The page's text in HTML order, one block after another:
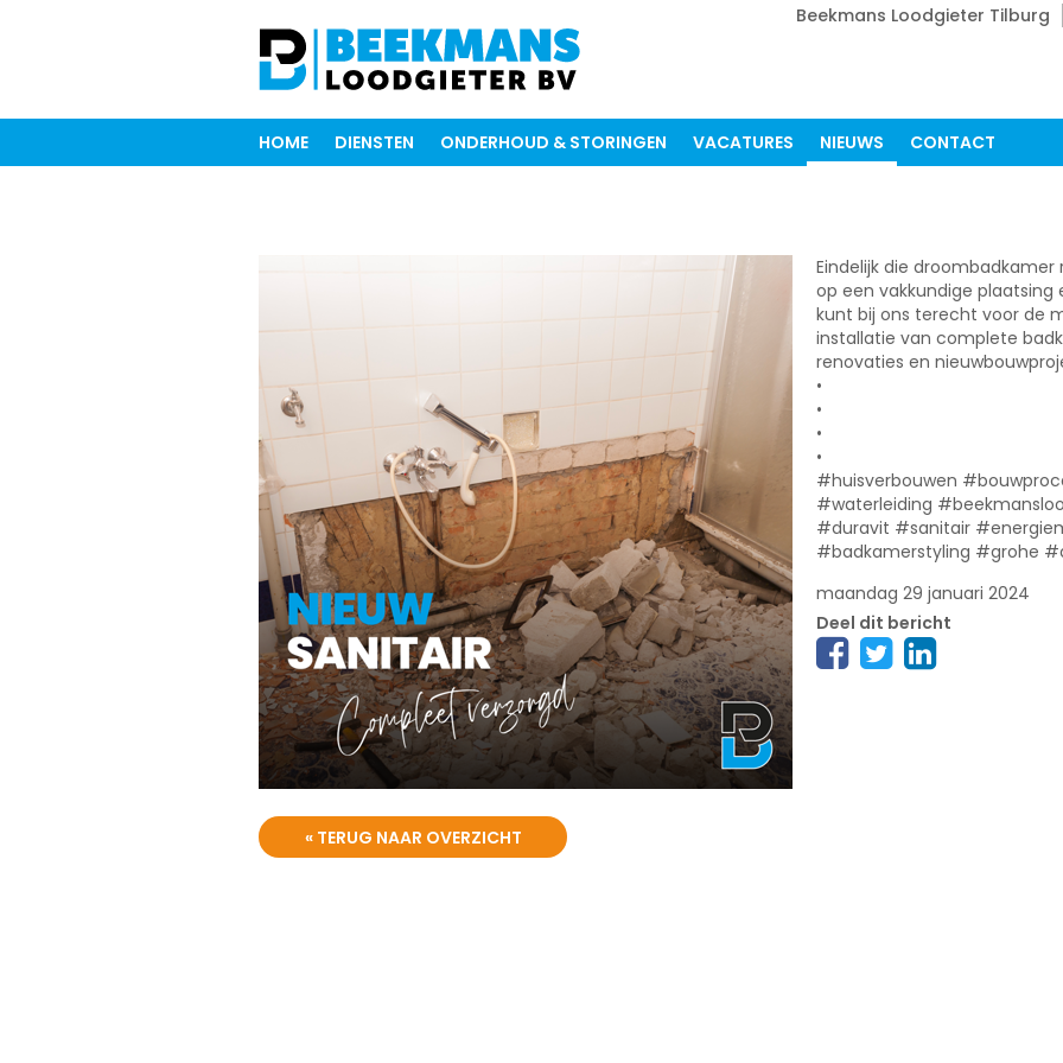
Beekmans Loodgieter Tilburg
HOME DIENSTEN ONDERHOUD & STORINGEN VACATURES NIEUWS CONTACT
Eindelijk die droombadkamer
op een vakkundige plaatsing
kunt bij ons terecht voor de
installatie van complete
renovaties en
•
•
•
•
#huisverbouwen
#waterleiding
#duravit #sanitair
#badkamerstyling #grohe
maandag 29 januari 2024
Deel dit bericht
« TERUG NAAR OVERZICHT